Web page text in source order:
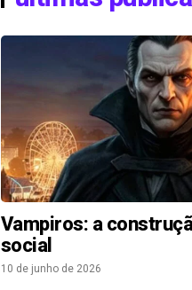
Vampiros: a
social
10 de junho de 2026